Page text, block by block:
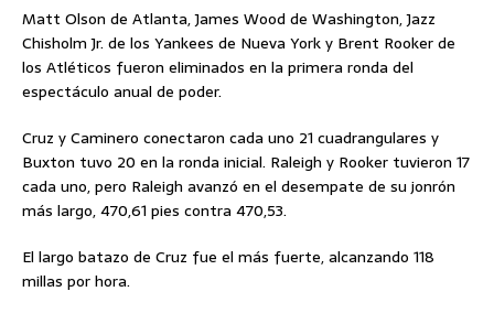
Matt Olson de Atlanta, James Wood de Washington, Jazz
Chisholm Jr. de los Yankees de Nueva York y Brent Rooker de
los Atléticos fueron eliminados en la primera ronda del
espectáculo anual de poder.
Cruz y Caminero conectaron cada uno 21 cuadrangulares y
Buxton tuvo 20 en la ronda inicial. Raleigh y Rooker tuvieron 17
cada uno, pero Raleigh avanzó en el desempate de su jonrón
más largo, 470,61 pies contra 470,53.
El largo batazo de Cruz fue el más fuerte, alcanzando 118
millas por hora.